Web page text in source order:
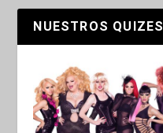
NUESTROS QUIZES